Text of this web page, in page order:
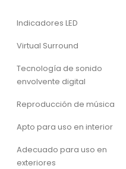
Indicadores LED
Virtual Surround
Tecnología de sonido
envolvente digital
Reproducción de música
Apto para uso en interior
Adecuado para uso en
exteriores